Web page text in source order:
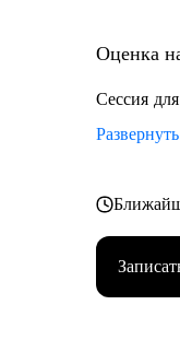
• IT-лидам,
•
Оценка
Сессия
Развернуть